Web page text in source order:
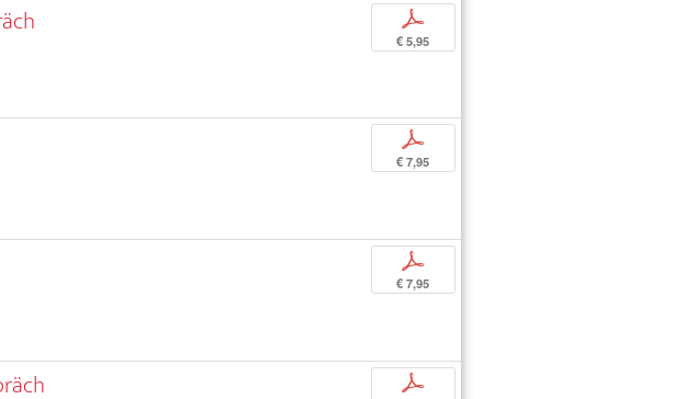
p
€ 5,95
p
€ 7,95
p
€ 7,95
p